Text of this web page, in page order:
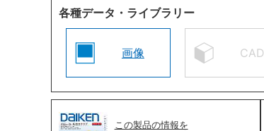
各種データ・ライブラリー
画像 CAD
この製品の情報を